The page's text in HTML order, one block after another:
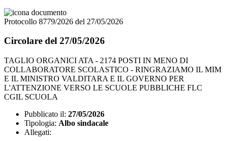
Protocollo 8779/2026 del 27/05/2026
Circolare del 27/05/2026
TAGLIO ORGANICI ATA - 2174 POSTI IN MENO DI
COLLABORATORE SCOLASTICO - RINGRAZIAMO IL MIM
E IL MINISTRO VALDITARA E IL GOVERNO PER
L'ATTENZIONE VERSO LE SCUOLE PUBBLICHE FLC
CGIL SCUOLA
Pubblicato il: 27/05/2026
Tipologia: Albo sindacale
Allegati: